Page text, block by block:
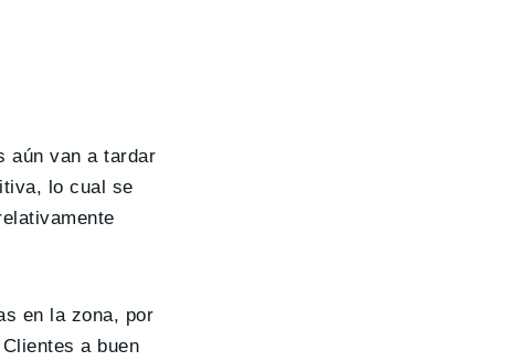
aún van a tardar
lo cual se
en la zona, por
a buen